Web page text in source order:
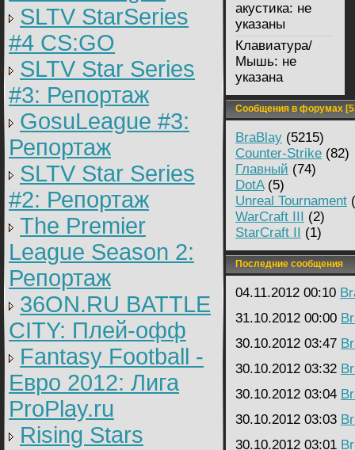
SLTV StarSeries
#4 CS:GO
SLTV Star Series
#3: Репортаж
GosuLeague #3:
Репортаж
SLTV Star Series
#2: Репортаж
The Premier
League Season 2:
Репортаж
36ON.RU BATTLE
CITY: Плей-офф
Fantasy Football -
Евро 2012: Лига
ProPlay.ru
Rising Stars
акустика: не
указаны
Клавиатура/
Мышь: не
указана
Сообщения в форумах
BraBlay (5215)
Counter-Strike (82)
Главный (74)
DotA(5)
Unreal Tournament
WarCraft III (2)
StarCraft II (1)
Последние сообщения
04.11.2012 00:10
31.10.2012 00:00
30.10.2012 03:47
30.10.2012 03:32
30.10.2012 03:04
30.10.2012 03:03
30.10.2012 03:01